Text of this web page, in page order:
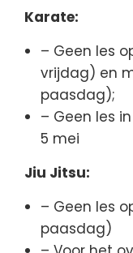
Karate:
– Geen les
vrijdag) en
paasdag);
– Geen les
5 mei
Jiu Jitsu:
– Geen les
paasdag)